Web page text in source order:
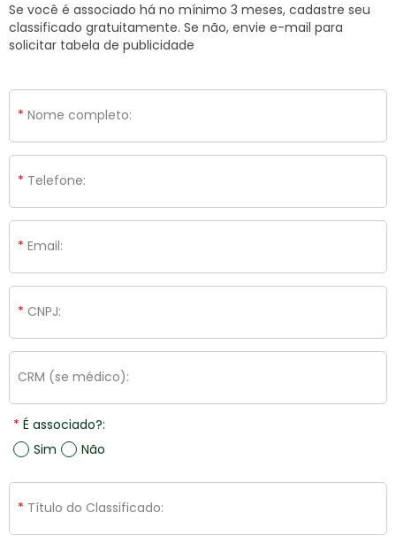
Se você é associado há no mínimo 3 meses, cadastre seu
classificado gratuitamente. Se não, envie e-mail para
solicitar tabela de publicidade
Nome completo:
Telefone:
Email:
CNPJ:
CRM (se médico):
É associado?:
Sim
Não
Título do Classificado: